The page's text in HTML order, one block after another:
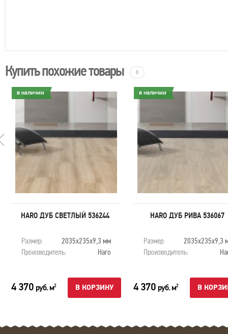
Купить похожие товары 8
в наличии
HARO ДУБ СВЕТЛЫЙ 536244
Размер:
2035x235x9,3 мм
Производитель:
Haro
4 370 руб. м2 В КОРЗИНУ
в наличии
HARO ДУБ РИВА 536067
Размер:
2035x235x9,3
Производитель:
4 370 руб. м2 В